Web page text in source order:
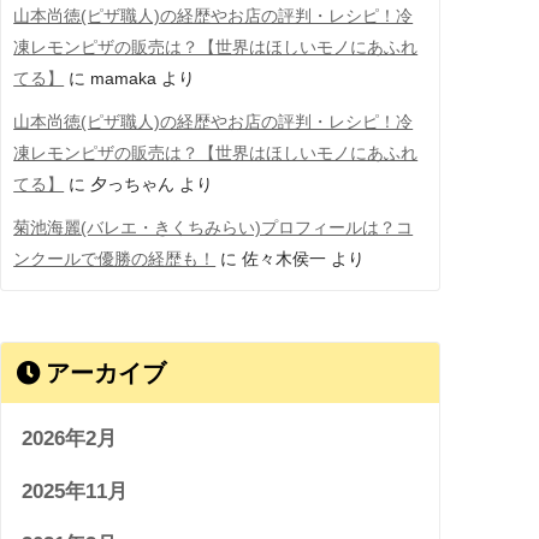
山本尚徳(ピザ職人)の経歴やお店の評判・レシピ！冷
凍レモンピザの販売は？【世界はほしいモノにあふれ
てる】
に mamaka より
山本尚徳(ピザ職人)の経歴やお店の評判・レシピ！冷
凍レモンピザの販売は？【世界はほしいモノにあふれ
てる】
に 夕っちゃん より
菊池海麗(バレエ・きくちみらい)プロフィールは？コ
ンクールで優勝の経歴も！
に佐々木侯一 より
アーカイブ
2026年2月
2025年11月